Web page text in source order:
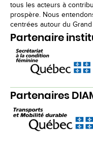
tous les acteurs à
prospère. Nous
centrées autour du
Partenaire
Partenaires